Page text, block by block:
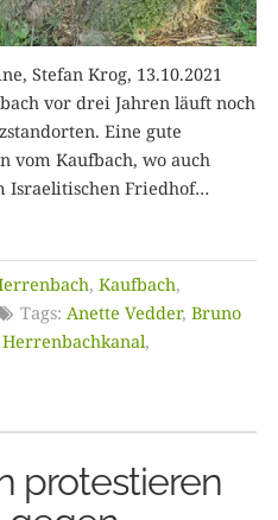
Stefan Krog, 13.10.2021
vor drei Jahren läuft noch
Eine gute
vom Kaufbach, wo auch
Israelitischen Friedhof…
, Kaufbach,
Tags: Anette Vedder, Bruno
Herrenbachkanal,
protestieren